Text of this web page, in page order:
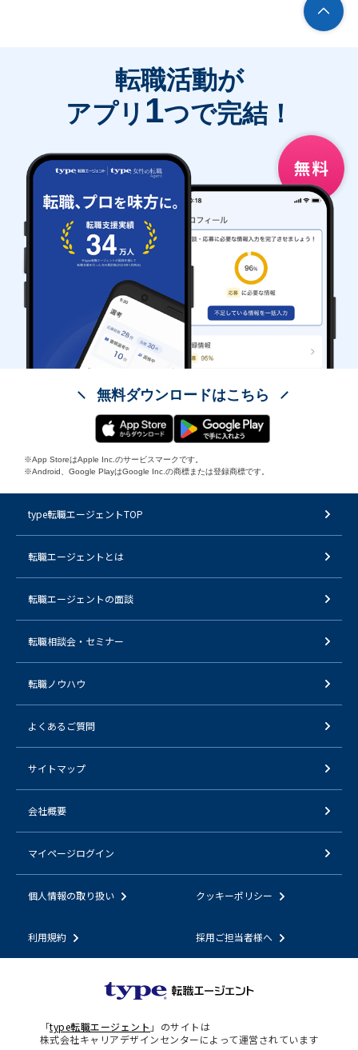
転職活動が
アプリ 1つで完結！
無料ダウンロードはこちら
※App StoreはApple Inc.のサービスマークです。
※Android、Google PlayはGoogle Inc.の商標または登録商標です。
type転職エージェントTOP
転職エージェントとは
転職エージェントの面談
転職相談会・セミナー
転職ノウハウ
よくあるご質問
サイトマップ
会社概要
マイページログイン
個人情報の取り扱い クッキーポリシー
利用規約 採用ご担当者様へ
「type転職エージェント 」のサイトは
株式会社キャリアデザインセンターによって運営されています